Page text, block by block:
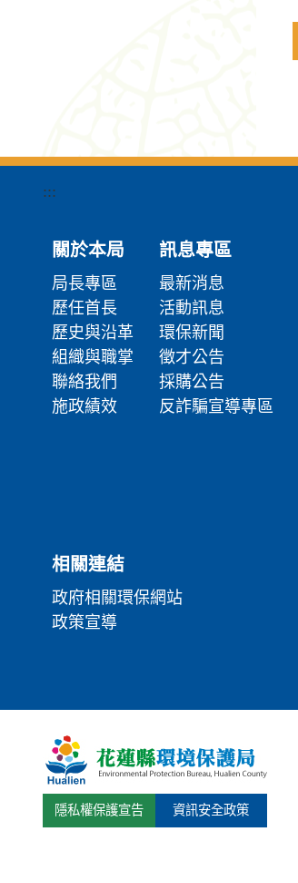
:::
關於本局
局長專區
歷任首長
歷史與沿革
組織與職掌
聯絡我們
施政績效
訊息專區
最新消息
活動訊息
環保新聞
徵才公告
採購公告
反詐騙宣導專區
相關連結
政府相關環保網站
政策宣導
隱私權保護宣告 資訊安全政策